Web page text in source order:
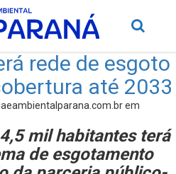
rede de esgoto
até 2033
em
mil habitantes terá
de esgotamento